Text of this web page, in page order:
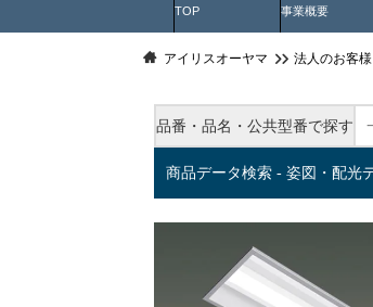
TOP 事業概要
アイリスオーヤマ 法人のお客様
品番・品名・公共型番で探す
商品データ検索 - 姿図・配光